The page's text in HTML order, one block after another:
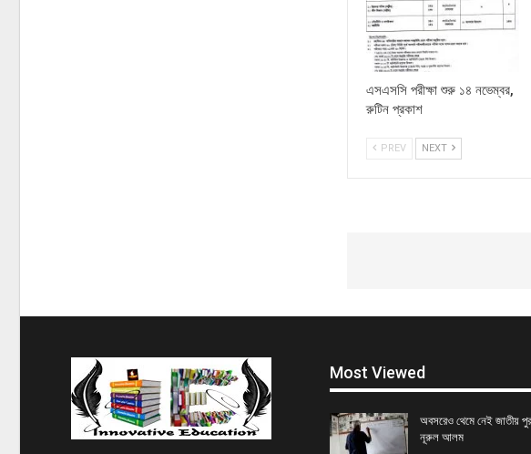
এসএসসি পরীক্ষা শুরু ১৪ নভেম্বর,
রুটিন প্রকাশ
PREV NEXT
Most Viewed
অবসরেও থেমে নেই জাতীয়
নূরুল আলম